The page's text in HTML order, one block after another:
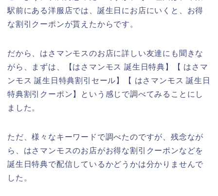
駅前にある洋服店では、誕生日にお店にいくと、お得
な割引クーポンが貰えたからです。
だから、はさマンモスのお店に詳しい友達にも聞きな
がら、まずは、【はさマンモス 誕生日特典】【 はさマ
ンモス 誕生日特典割引セール】【 はさマンモス 誕生日
特典割引クーポン】という感じで調べてみることにし
ました。
ただ、様々なキーワードで調べたのですが、残念なが
ら、はさマンモスのお店がお得な割引クーポンなどを
誕生日特典で配信しているかどうかは分かりませんで
した。